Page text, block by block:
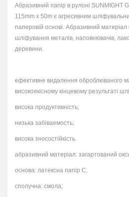
Абразивний папір в рулоні SUNMIGHT
115mm x 50m є агресивним
паперовій основі. Абразивний
шліфування металів, наповнювачів,
деревини.
ефективне видалення оброблюваного
високоякісному кінцевому результаті
висока продуктивність;
низька забіваемость;
висока зносостійкість.
абразивний матеріал: загартований
основа: латексна папір С;
сполучна: смола;